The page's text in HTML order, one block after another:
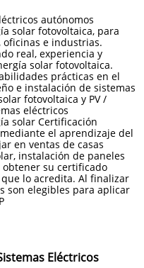
autónomos
solar fotovoltaica, para
e industrias.
real, experiencia y
solar fotovoltaica.
prácticas en el
e instalación de sistemas
fotovoltaica y PV /
eléctricos
solar Certificación
el aprendizaje del
en ventas de casas
instalación de paneles
obtener su certificado
que lo acredita. Al finalizar
son elegibles para aplicar
Eléctricos